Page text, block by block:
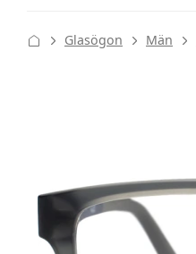
Glasögon Män